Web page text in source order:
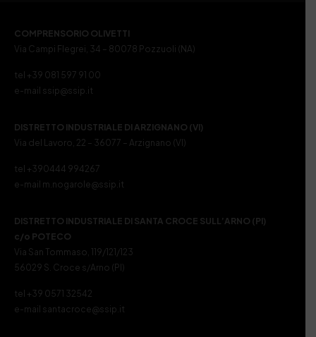
COMPRENSORIO OLIVETTI
Via Campi Flegrei, 34 – 80078 Pozzuoli (NA)
tel +39 081 597 91 00
e-mail ssip@ssip.it
DISTRETTO INDUSTRIALE DI ARZIGNANO (VI)
Via del Lavoro, 22 – 36077 – Arzignano (VI)
tel +390444 994267
e-mail m.nogarole@ssip.it
DISTRETTO INDUSTRIALE DI SANTA CROCE SULL’ARNO (PI)
c/o POTECO
Via San Tommaso, 119/121/123
56029 S. Croce s/Arno (PI)
tel +39 0571 32542
e-mail santacroce@ssip.it